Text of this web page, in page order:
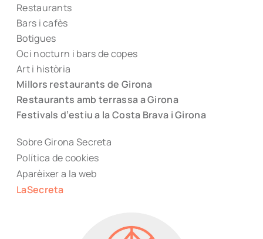
Restaurants
Bars i cafès
Botigues
Oci nocturn i bars de copes
Art i història
Millors restaurants de Girona
Restaurants amb terrassa a Girona
Festivals d’estiu a la Costa Brava i Girona
Sobre Girona Secreta
Política de cookies
Aparèixer a la web
LaSecreta